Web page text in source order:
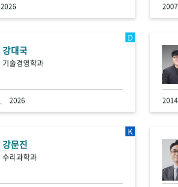
2026 2007
강대국
기술경영학과
2026
D
2014
강문진
수리과학과
K